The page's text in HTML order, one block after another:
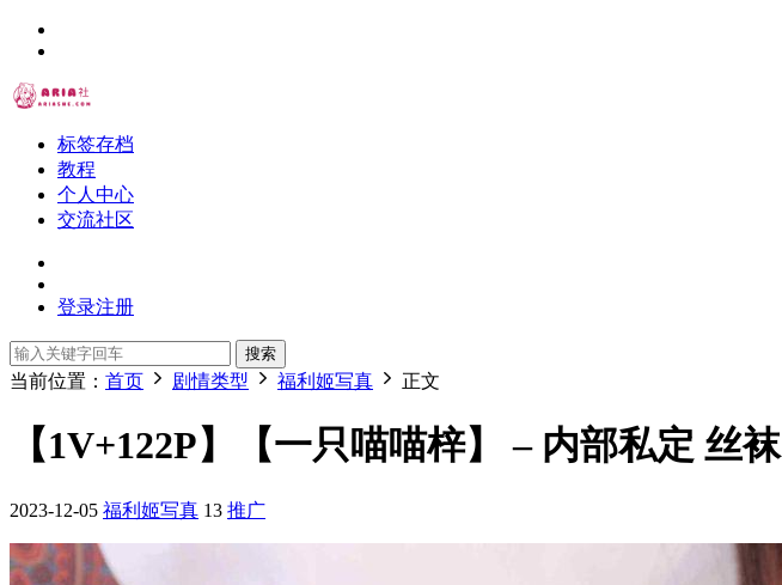
标签存档
教程
个人中心
交流社区
登录注册
搜索
当前位置： 首页 剧情类型 福利姬写真 正文
【1V+122P】【一只喵喵梓】 – 内部私定 丝袜
2023-12-05 福利姬写真 13 推广